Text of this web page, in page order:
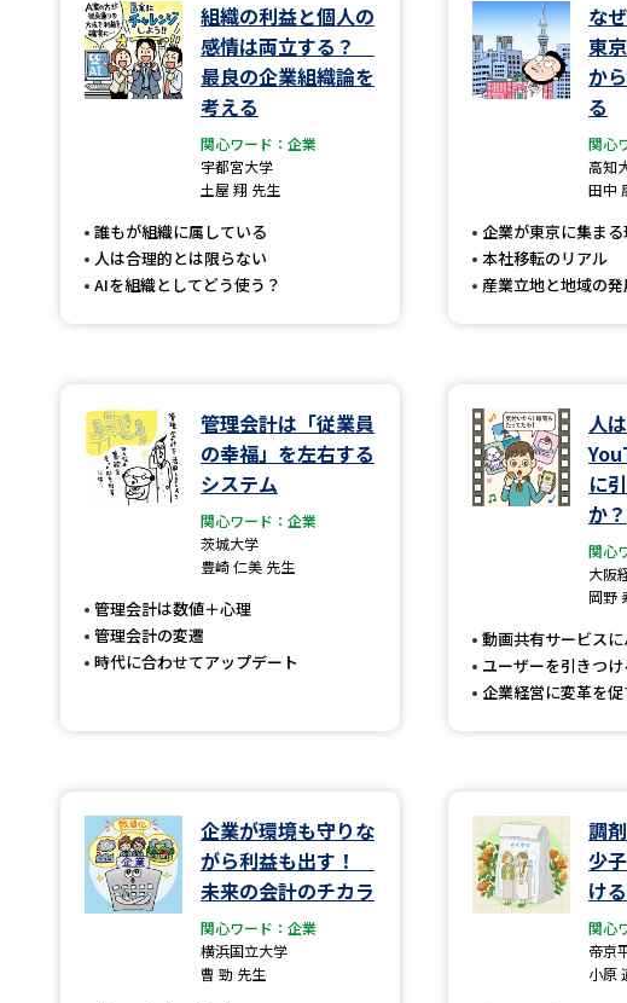
組織の利益と個人の
感情は両立する？
最良の企業組織論を
考える
関心ワード：企業
宇都宮大学
土屋 翔 先生
誰もが組織に属している
人は合理的とは限らない
AIを組織としてどう使う？
な
東
か
る
関心
高知
田中
企業が東京に集まる
本社移転のリアル
産業立地と地域の
管理会計は「従業員
の幸福」を左右する
システム
関心ワード：企業
茨城大学
豊崎 仁美 先生
管理会計は数値＋心理
管理会計の変遷
時代に合わせてアップデート
人
に
か？
関心
大阪
岡野
動画共有サービス
ユーザーを引きつけ
企業経営に変革を
企業が環境も守りな
がら利益も出す！
未来の会計のチカラ
関心ワード：企業
横浜国立大学
曹 勁 先生
調
少
け
関心
帝京
小原